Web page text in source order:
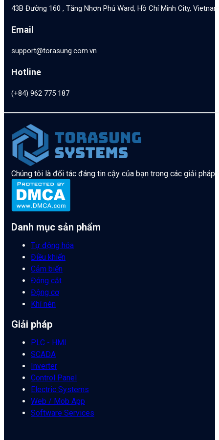
43B Đường 160 , Tăng Nhơn Phú Ward, Hồ Chí Minh City,
Email
support@torasung.com.vn
Hotline
(+84) 962 775 187
Chúng tôi là đối tác đáng tin cậy của bạn trong các giải pháp
Danh mục sản phẩm
Tự động hóa
Điều khiển
Cảm biến
Đóng cắt
Động cơ
Khí nén
Giải pháp
PLC - HMI
SCADA
Inverter
Control Panel
Electric Systems
Web / Mob App
Software Services